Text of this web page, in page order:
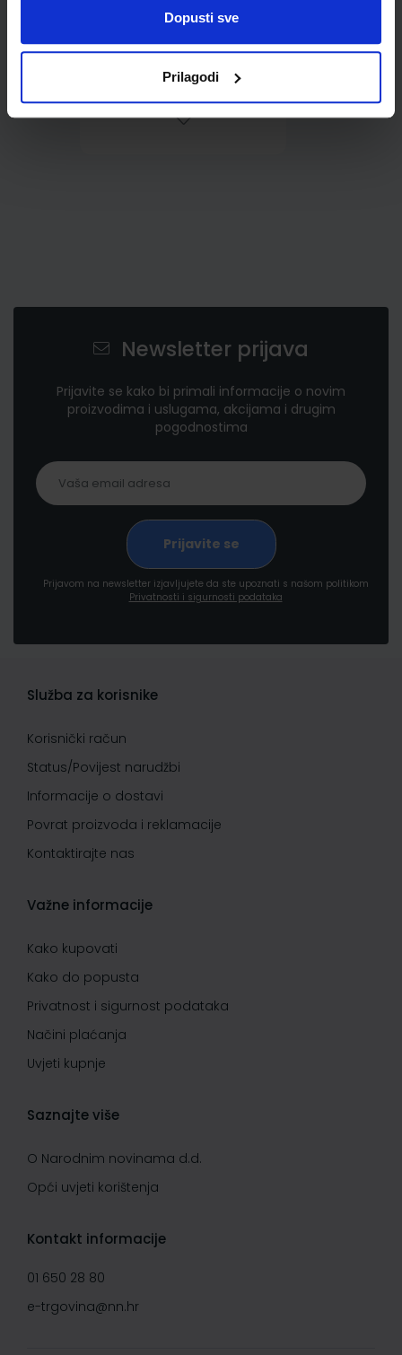
Dopusti sve
Prilagodi
0,85 €
Newsletter prijava
Prijavite se kako bi primali informacije o novim
proizvodima i uslugama, akcijama i drugim
pogodnostima
Prijavom na newsletter izjavljujete da ste upoznati s našom politikom
Privatnosti i sigurnosti podataka
Služba za korisnike
Korisnički račun
Status/Povijest narudžbi
Informacije o dostavi
Povrat proizvoda i reklamacije
Kontaktirajte nas
Važne informacije
Kako kupovati
Kako do popusta
Privatnost i sigurnost podataka
Načini plaćanja
Uvjeti kupnje
Saznajte više
O Narodnim novinama d.d.
Opći uvjeti korištenja
Kontakt informacije
01 650 28 80
e-trgovina@nn.hr